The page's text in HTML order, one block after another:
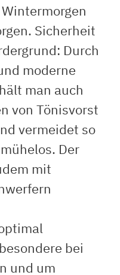
Sicherheit
Durch
moderne
man auch
von Tönisvorst
vermeidet so
Der
mit
bei
und um